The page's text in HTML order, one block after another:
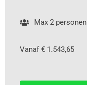
Max 2 personen
Vanaf € 1.543,65